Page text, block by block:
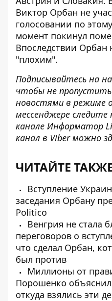
Виктор Орбан не
голосовании по
момент покинул
Впоследствии Орбан
"плохим".
Подписывайтесь на
чтобы не
новостями в режиме
мессенджере
канале Информатор
канал в Viber можно
ЧИТАЙТЕ
Вступление
заседания Орбану
Politico
Венгрия не стала
переговоров о
что сделал Орбан,
был против
Миллионы от
Порошенко
откуда взялись эти